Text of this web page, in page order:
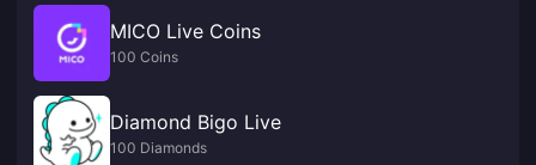
MICO Live Coins
100 Coins
Diamond Bigo Live
100 Diamonds